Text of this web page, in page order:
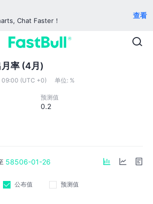
Chat Faster！
查看
率 (4月)
(UTC +0) 单位: %
预测值
0.2
58506-01-26
公布值
预测值